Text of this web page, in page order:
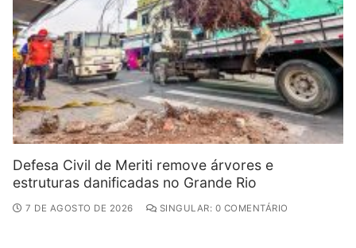
Defesa Civil de Meriti remove árvores e
estruturas danificadas no Grande Rio
7 DE AGOSTO DE 2026 SINGULAR: 0 COMENTÁRIO